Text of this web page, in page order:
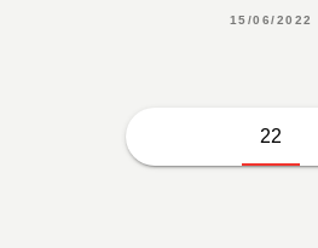
15/06/2022
22